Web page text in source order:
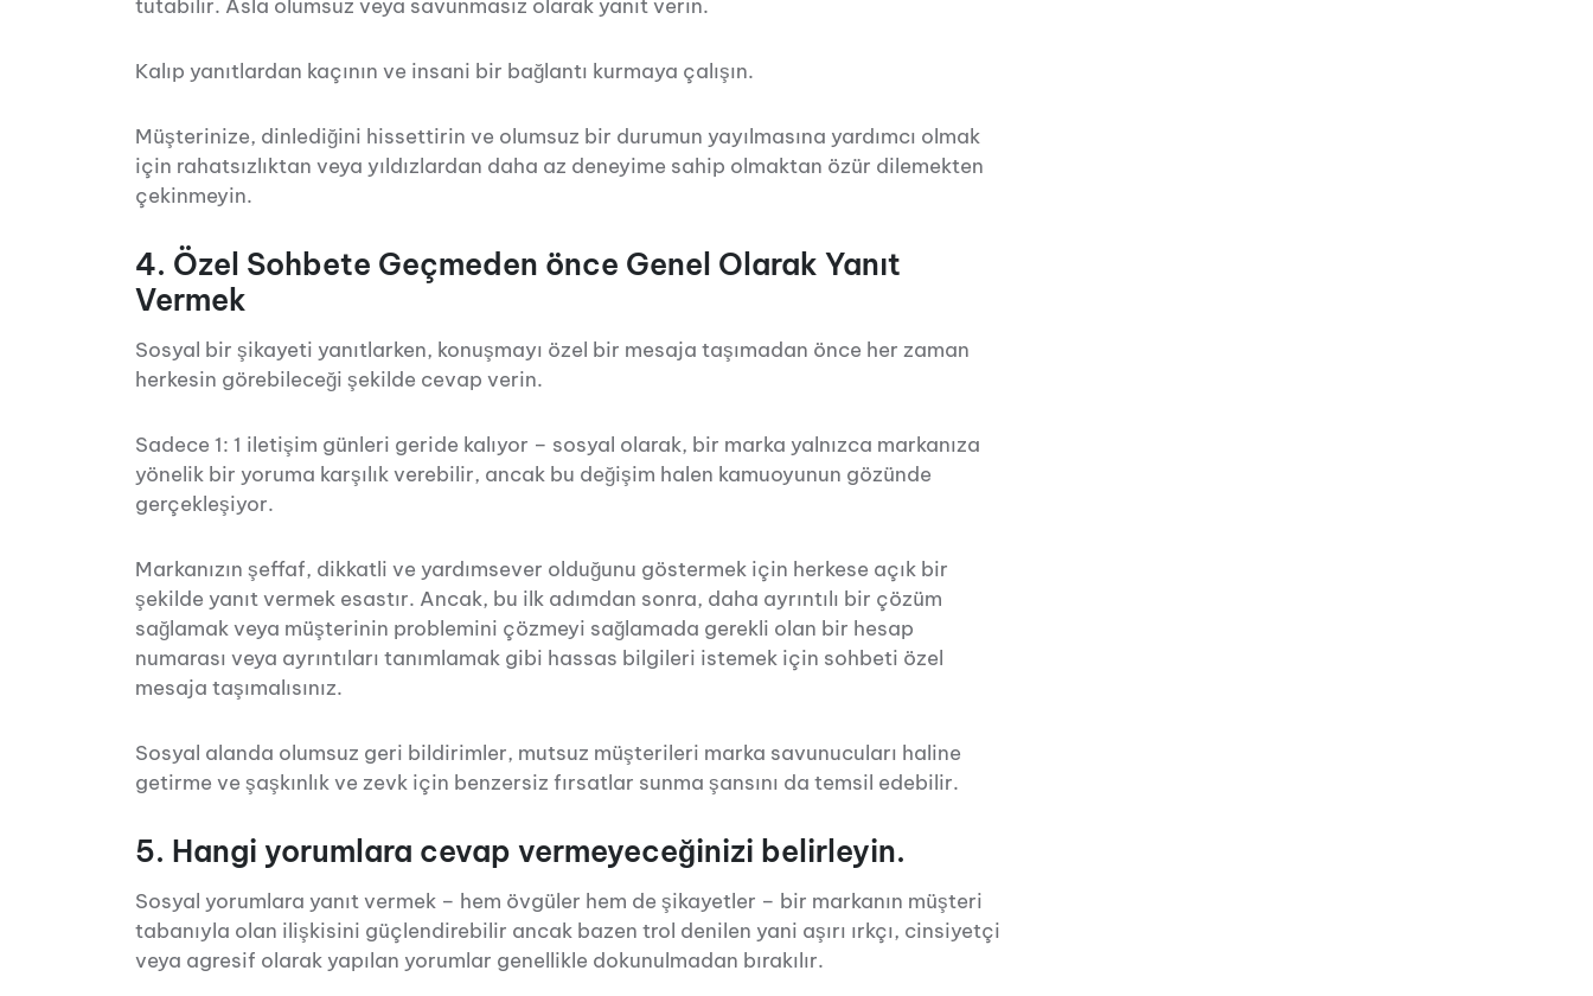
tutabilir. Asla olumsuz veya savunmasız olarak yanıt verin.
Kalıp yanıtlardan kaçının ve insani bir bağlantı kurmaya çalışın.
Müşterinize, dinlediğini hissettirin ve olumsuz bir durumun yayılmasına yardımcı olmak
için rahatsızlıktan veya yıldızlardan daha az deneyime sahip olmaktan özür dilemekten
çekinmeyin.
4. Özel Sohbete Geçmeden önce Genel Olarak Yanıt
Vermek
Sosyal bir şikayeti yanıtlarken, konuşmayı özel bir mesaja taşımadan önce her zaman
herkesin görebileceği şekilde cevap verin.
Sadece 1: 1 iletişim günleri geride kalıyor – sosyal olarak, bir marka yalnızca markanıza
yönelik bir yoruma karşılık verebilir, ancak bu değişim halen kamuoyunun gözünde
gerçekleşiyor.
Markanızın şeffaf, dikkatli ve yardımsever olduğunu göstermek için herkese açık bir
şekilde yanıt vermek esastır. Ancak, bu ilk adımdan sonra, daha ayrıntılı bir çözüm
sağlamak veya müşterinin problemini çözmeyi sağlamada gerekli olan bir hesap
numarası veya ayrıntıları tanımlamak gibi hassas bilgileri istemek için sohbeti özel
mesaja taşımalısınız.
Sosyal alanda olumsuz geri bildirimler, mutsuz müşterileri marka savunucuları haline
getirme ve şaşkınlık ve zevk için benzersiz fırsatlar sunma şansını da temsil edebilir.
5. Hangi yorumlara cevap vermeyeceğinizi belirleyin.
Sosyal yorumlara yanıt vermek – hem övgüler hem de şikayetler – bir markanın müşteri
tabanıyla olan ilişkisini güçlendirebilir ancak bazen trol denilen yani aşırı ırkçı, cinsiyetçi
veya agresif olarak yapılan yorumlar genellikle dokunulmadan bırakılır.